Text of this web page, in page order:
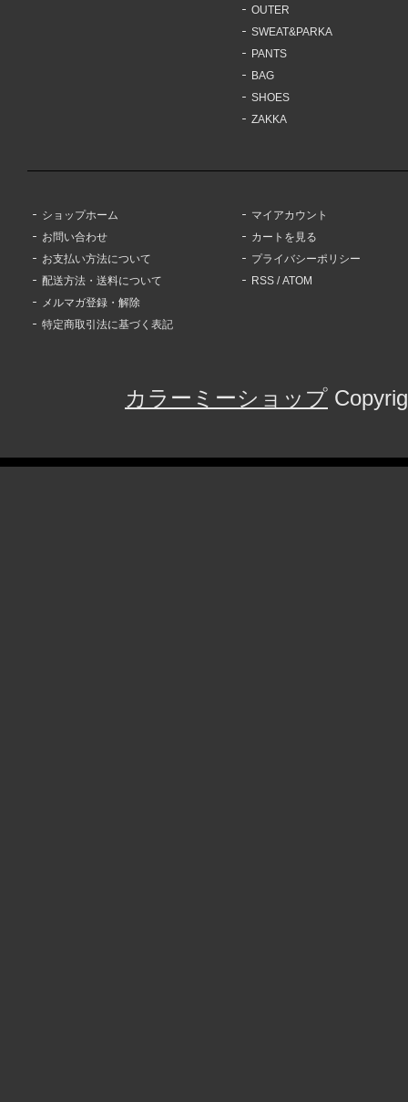
OUTER
SWEAT&PARKA
PANTS
BAG
SHOES
ZAKKA
ショップホーム
お問い合わせ
お支払い方法について
配送方法・送料について
メルマガ登録・解除
特定商取引法に基づく表記
マイアカウント
カートを見る
プライバシーポリシー
RSS /ATOM
カラーミーショップ